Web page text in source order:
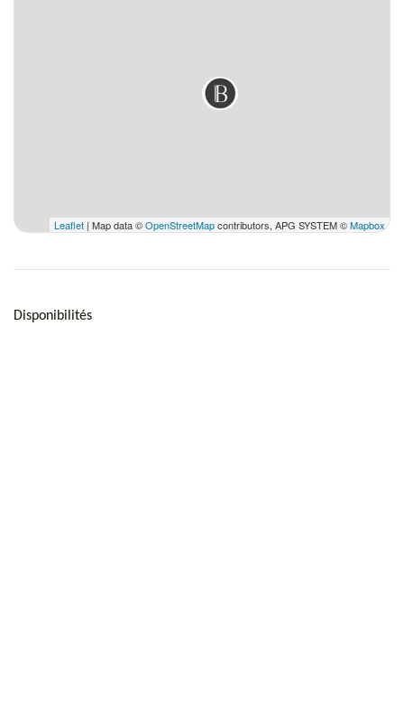
Leaflet | Map data ©OpenStreetMapcontributors, APG SYSTEM ©Mapbox
Disponibilités